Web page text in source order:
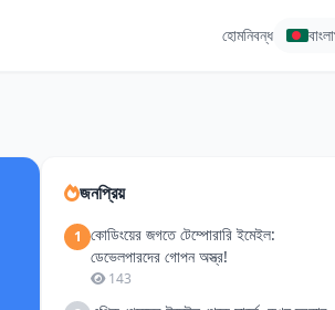
হোমনিবন্ধ বাংলা
জনপ্রিয়
1 কোডিংয়ের জগতে টেম্পোরারি ইমেইল:
ডেভেলপারদের গোপন অস্ত্র!
143